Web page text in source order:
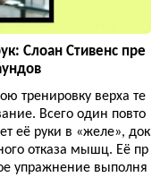
Слоан Стивенс пре
тренировку верха те
Всего один повто
её руки в «желе», док
отказа мышц. Её пр
упражнение выполня